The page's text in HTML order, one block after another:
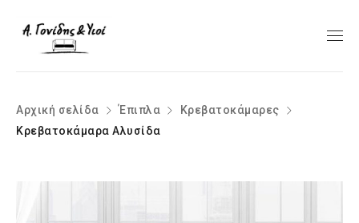
Αρχική σελίδα Έπιπλα
Κρεβατοκάμαρες
Κρεβατοκάμαρα Αλυσίδα